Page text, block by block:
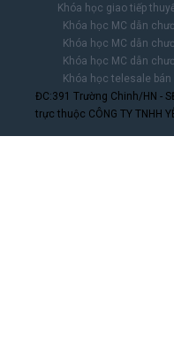
Khóa học giao tiếp
Khóa học MC dẫn
Khóa học MC dẫn
Khóa học MC dẫn
Khóa học telesale
ĐC:391 Trường Chinh/HN -
trực thuộc CÔNG TY TNHH